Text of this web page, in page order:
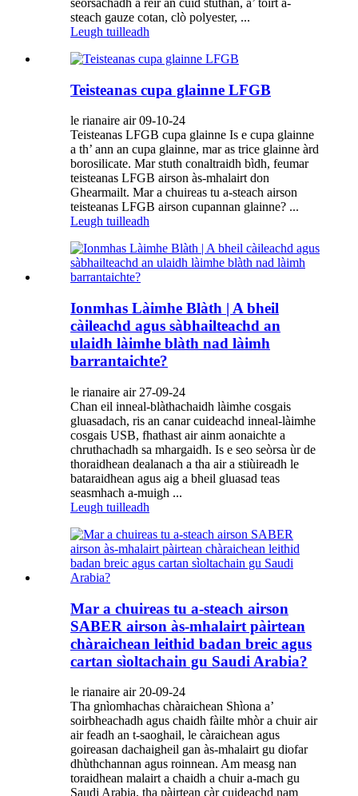
seòrsachadh a rèir an cuid stuthan, a’ toirt a-
steach gauze cotan, clò polyester, ...
Leugh tuilleadh
Teisteanas cupa glainne LFGB
le rianaire air 09-10-24
Teisteanas LFGB cupa glainne Is e cupa glainne
a th’ ann an cupa glainne, mar as trice glainne àrd
borosilicate. Mar stuth conaltraidh bìdh, feumar
teisteanas LFGB airson às-mhalairt don
Ghearmailt. Mar a chuireas tu a-steach airson
teisteanas LFGB airson cupannan glainne? ...
Leugh tuilleadh
Ionmhas Làimhe Blàth | A bheil
càileachd agus sàbhailteachd an
ulaidh làimhe blàth nad làimh
barrantaichte?
le rianaire air 27-09-24
Chan eil inneal-blàthachaidh làimhe cosgais
gluasadach, ris an canar cuideachd inneal-làimhe
cosgais USB, fhathast air ainm aonaichte a
chruthachadh sa mhargaidh. Is e seo seòrsa ùr de
thoraidhean dealanach a tha air a stiùireadh le
bataraidhean agus aig a bheil gluasad teas
seasmhach a-muigh ...
Leugh tuilleadh
Mar a chuireas tu a-steach airson
SABER airson às-mhalairt pàirtean
chàraichean leithid badan breic agus
cartan sìoltachain gu Saudi Arabia?
le rianaire air 20-09-24
Tha gnìomhachas chàraichean Shìona a’
soirbheachadh agus chaidh fàilte mhòr a chuir air
air feadh an t-saoghail, le càraichean agus
goireasan dachaigheil gan às-mhalairt gu diofar
dhùthchannan agus roinnean. Am measg nan
toraidhean malairt a chaidh a chuir a-mach gu
Saudi Arabia, tha pàirtean càr cuideachd nam